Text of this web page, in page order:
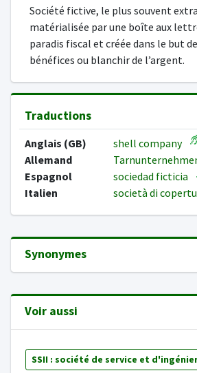
Société fictive, le plus souvent
matérialisée par une boîte aux
paradis fiscal et créée dans le but
bénéfices ou blanchir de l’argent.
Traductions
Anglais (GB)
shell company
Allemand
Espagnol
sociedad ficticia
Italien
società di
Synonymes
Voir aussi
SSII : société de service et